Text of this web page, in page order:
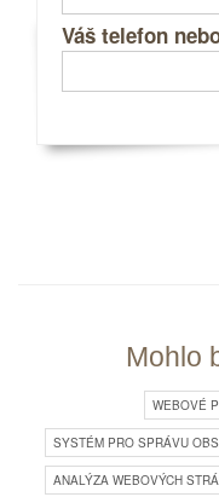
Váš telefon
Mohlo
WEBOVÉ
SYSTÉM PRO SPRÁVU
ANALÝZA WEBOVÝCH